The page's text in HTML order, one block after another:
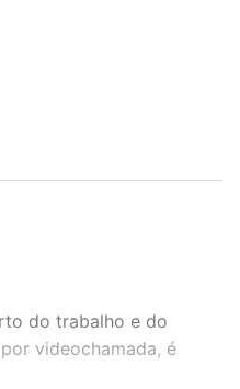
do trabalho e do
videochamada, é